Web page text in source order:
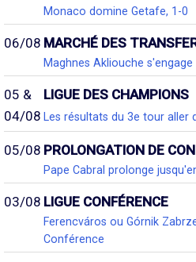
Monaco domine Getafe, 1-0
06/08 MARCHÉ DES
Maghnes Akliouche
05 &
04/08
LIGUE DES CHAMPIONS
Les résultats du 3e tour aller
05/08 PROLONGATION DE
Pape Cabral prolonge
03/08 LIGUE CONFÉRENCE
Ferencváros ou Górnik
Conférence